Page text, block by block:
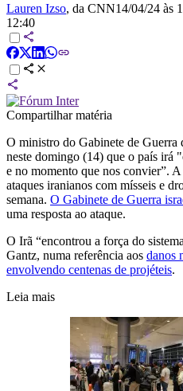
Lauren Izso, da CNN14/04/24 às
12:40
Compartilhar matéria
O ministro do Gabinete de
neste domingo (14) que o país irá
e no momento que nos convier”.
ataques iranianos com mísseis e
semana. O Gabinete de Guerra
uma resposta ao ataque.
O Irã “encontrou a força do
Gantz, numa referência aos danos
envolvendo centenas de projéteis.
Leia mais